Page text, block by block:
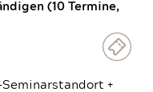
(10 Termine,
Seminarstandort +